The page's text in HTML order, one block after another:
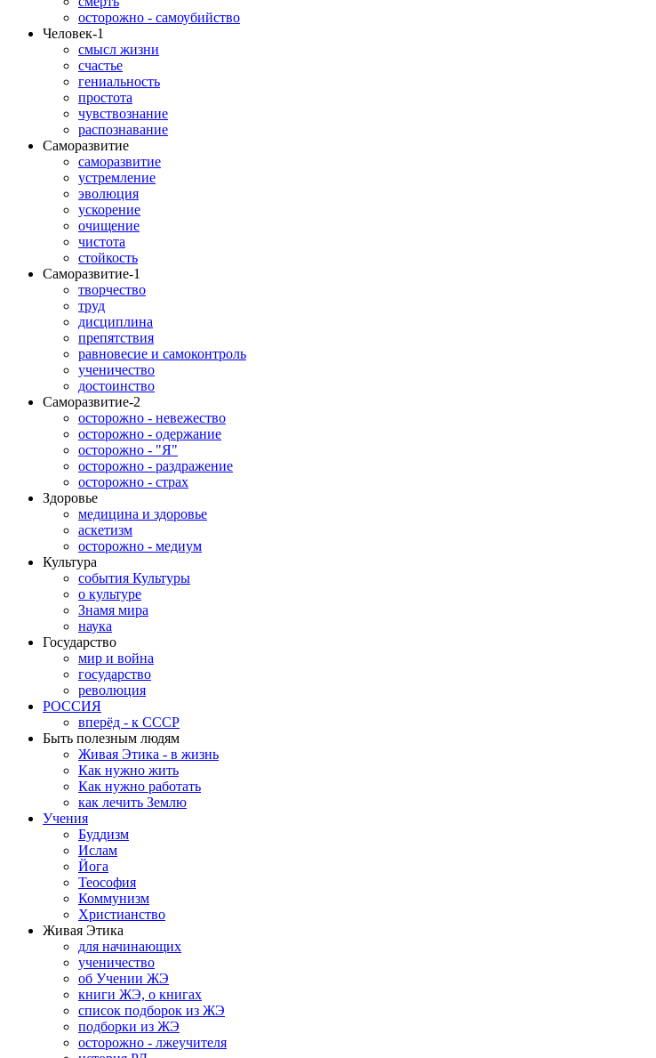
осторожно - самоубийство
Человек-1
смысл жизни
счастье
гениальность
простота
чувствознание
распознавание
Саморазвитие
саморазвитие
устремление
эволюция
ускорение
очищение
чистота
стойкость
Саморазвитие-1
творчество
труд
дисциплина
препятствия
равновесие и самоконтроль
ученичество
достоинство
Саморазвитие-2
осторожно - невежество
осторожно - одержание
осторожно - "Я"
осторожно - раздражение
осторожно - страх
Здоровье
медицина и здоровье
аскетизм
осторожно - медиум
Культура
события Культуры
о культуре
Знамя мира
наука
Государство
мир и война
государство
революция
РОССИЯ
вперёд - к СССР
Быть полезным людям
Живая Этика - в жизнь
Как нужно жить
Как нужно работать
как лечить Землю
Учения
Буддизм
Ислам
Йога
Теософия
Коммунизм
Христианство
Живая Этика
для начинающих
ученичество
об Учении ЖЭ
книги ЖЭ, о книгах
список подборок из ЖЭ
подборки из ЖЭ
осторожно - лжеучителя